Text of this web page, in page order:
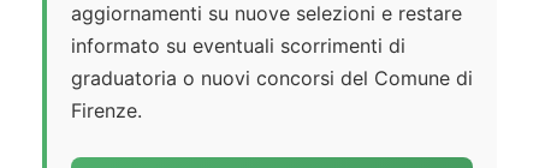
aggiornamenti su nuove selezioni e restare
informato su eventuali scorrimenti di
graduatoria o nuovi concorsi del Comune di
Firenze.